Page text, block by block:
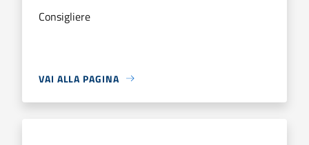
Consigliere
VAI ALLA PAGINA